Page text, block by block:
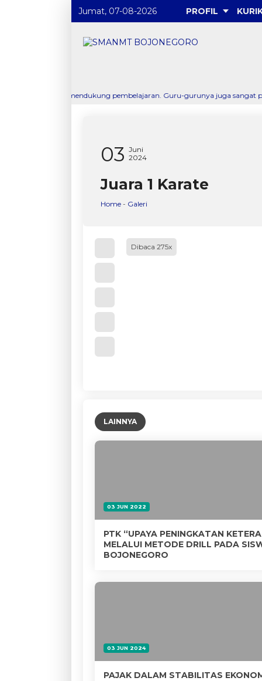
Jumat, 07-08-2026 PROFIL
mendukung pembelajaran. Guru-gurunya juga sangat profesional
03 Juni
2024
Juara 1 Karate
Home - Galeri
Dibaca 275x
LAINNYA
03 JUN 2022
PTK “UPAYA PENINGKATAN
MELALUI METODE DRILL PADA
BOJONEGORO
03 JUN 2024
PAJAK DALAM STABILITAS